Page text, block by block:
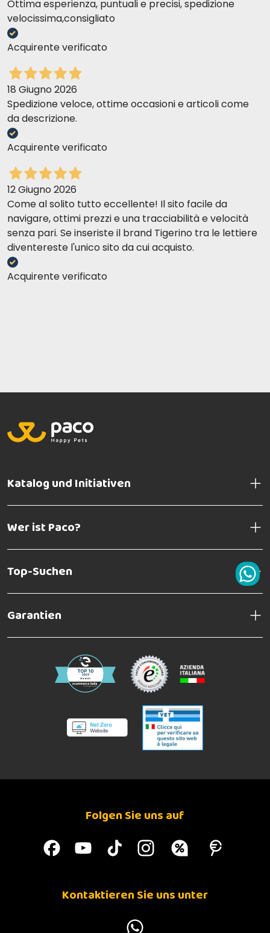
Ottima esperienza, puntuali e precisi, spedizione
velocissima,consigliato
Acquirente verificato
18 Giugno 2026
Spedizione veloce, ottime occasioni e articoli come
da descrizione.
Acquirente verificato
12 Giugno 2026
Come al solito tutto eccellente! Il sito facile da
navigare, ottimi prezzi e una tracciabilità e velocità
senza pari. Se inseriste il brand Tigerino tra le lettiere
diventereste l'unico sito da cui acquisto.
Acquirente verificato
Katalog und Initiativen
Wer ist Paco?
Top-Suchen
Garantien
Folgen Sie uns auf
Kontaktieren Sie uns unter